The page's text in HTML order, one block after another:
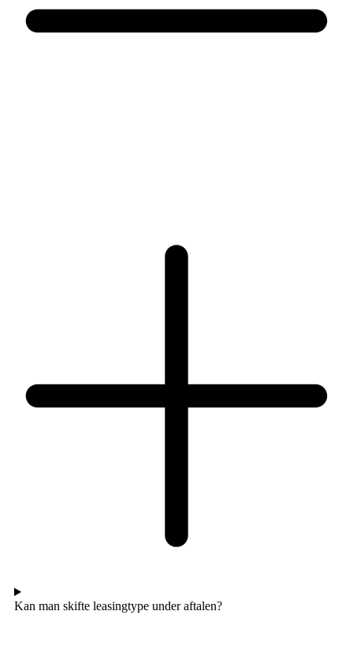
Kan man skifte leasingtype under aftalen?